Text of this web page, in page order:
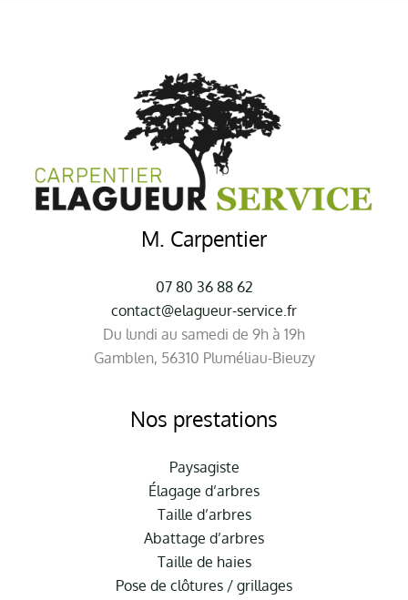
M. Carpentier
07 80 36 88 62
contact@elagueur-service.fr
Du lundi au samedi de 9h à 19h
Gamblen, 56310 Pluméliau-Bieuzy
Nos prestations
Paysagiste
Élagage d’arbres
Taille d’arbres
Abattage d’arbres
Taille de haies
Pose de clôtures / grillages